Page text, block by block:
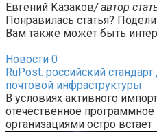
Евгений Казаков/ автор
Понравилась статья?
Вам также может быть
Новости 0
RuPost: российский
почтовой инфраструктуры
В условиях активного
отечественное
организациями остро встает